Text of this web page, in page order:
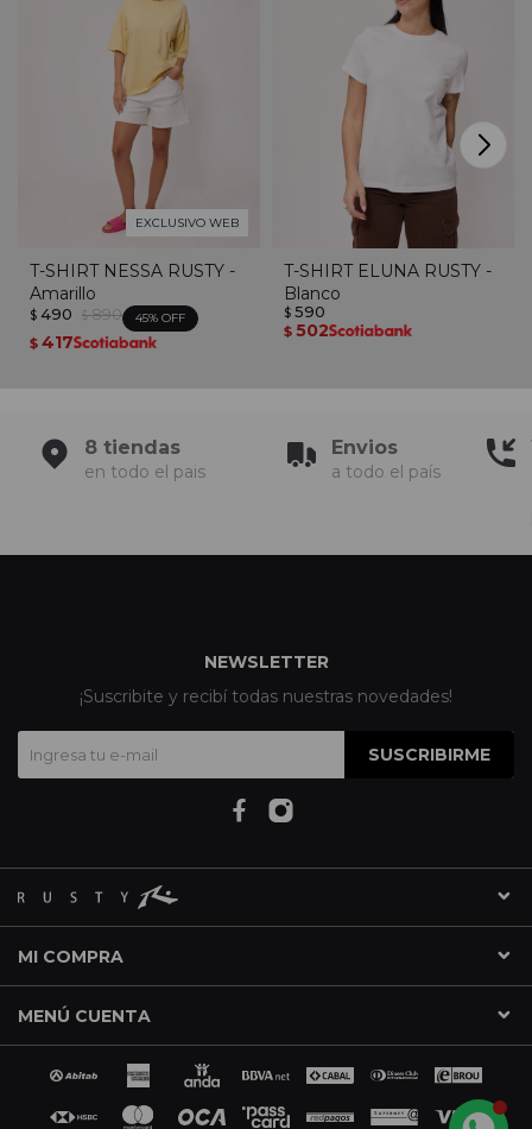
EXCLUSIVO WEB
T-SHIRT NESSA RUSTY -
Amarillo
$ 490 $ 890 45
$ 417
T-SHIRT ELUNA RUSTY -
Blanco
$ 590
$ 502
8 tiendas
en todo el pais
Envios
a todo el país
MI COMPRA
MENÚ CUENTA
NEWSLETTER
¡Suscribite y recibí todas nuestras novedades!
SUSCRIBIRME